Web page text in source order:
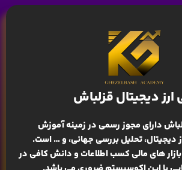
ارز دیجیتال قزلباش
دارای مجوز رسمی در زمینهآموزش
دیجیتال، تحلیل بررسی جهانی، و … است.
بازار های مالی کسب اطلاعات و دانش کافی در